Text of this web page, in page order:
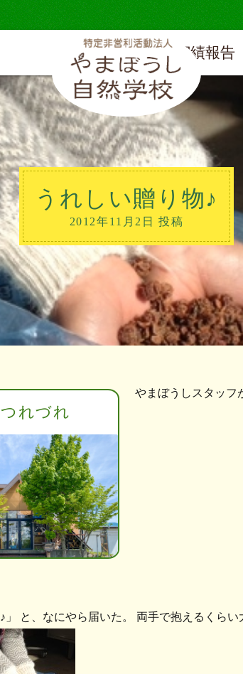
実績報告
うれしい贈り物♪
2012年11月2日 投稿
れづれ
やまぼうしスタッフ
♪」 と、なにやら届いた。 両手で抱えるくら